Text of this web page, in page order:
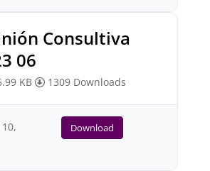
Consultiva
06
KB 1309 Downloads
Download